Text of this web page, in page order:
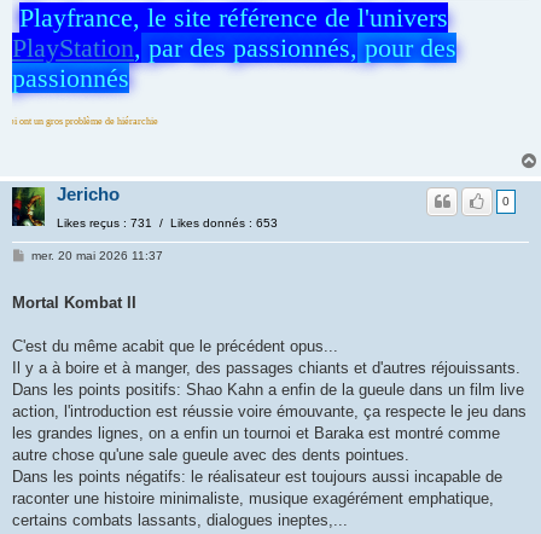
Playfrance, le site référence de l'univers
PlayStation, par des passionnés, pour des
passionnés
hiérarchie
Jericho
Likes reçus : 731 / Likes donnés : 653
0
mer. 20 mai 2026 11:37
Mortal Kombat II
C'est du même acabit que le précédent opus...
Il y a à boire et à manger, des passages chiants et d'autres réjouissants.
Dans les points positifs: Shao Kahn a enfin de la gueule dans un film live
action, l'introduction est réussie voire émouvante, ça respecte le jeu dans
les grandes lignes, on a enfin un tournoi et Baraka est montré comme
autre chose qu'une sale gueule avec des dents pointues.
Dans les points négatifs: le réalisateur est toujours aussi incapable de
raconter une histoire minimaliste, musique exagérément emphatique,
certains combats lassants, dialogues ineptes,...